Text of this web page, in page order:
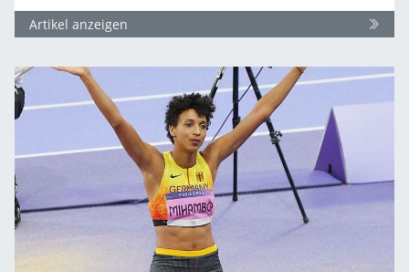
Artikel anzeigen